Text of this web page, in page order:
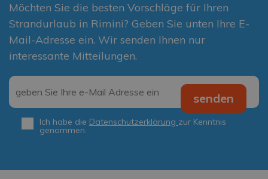
Möchten Sie die besten Vorschläge für Ihren
Strandurlaub in Rimini? Geben Sie unten Ihre E-
Mail-Adresse ein. Wir senden Ihnen nur
interessante Mitteilungen.
Email
Privacy *
Ich habe die Datenschutzerklärung zur Kenntnis
genommen.
senden